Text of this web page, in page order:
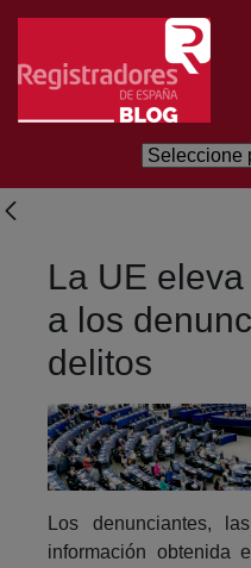
Salta al contingut principal
La UE
a los
delitos
Los denunciantes,
información obtenida